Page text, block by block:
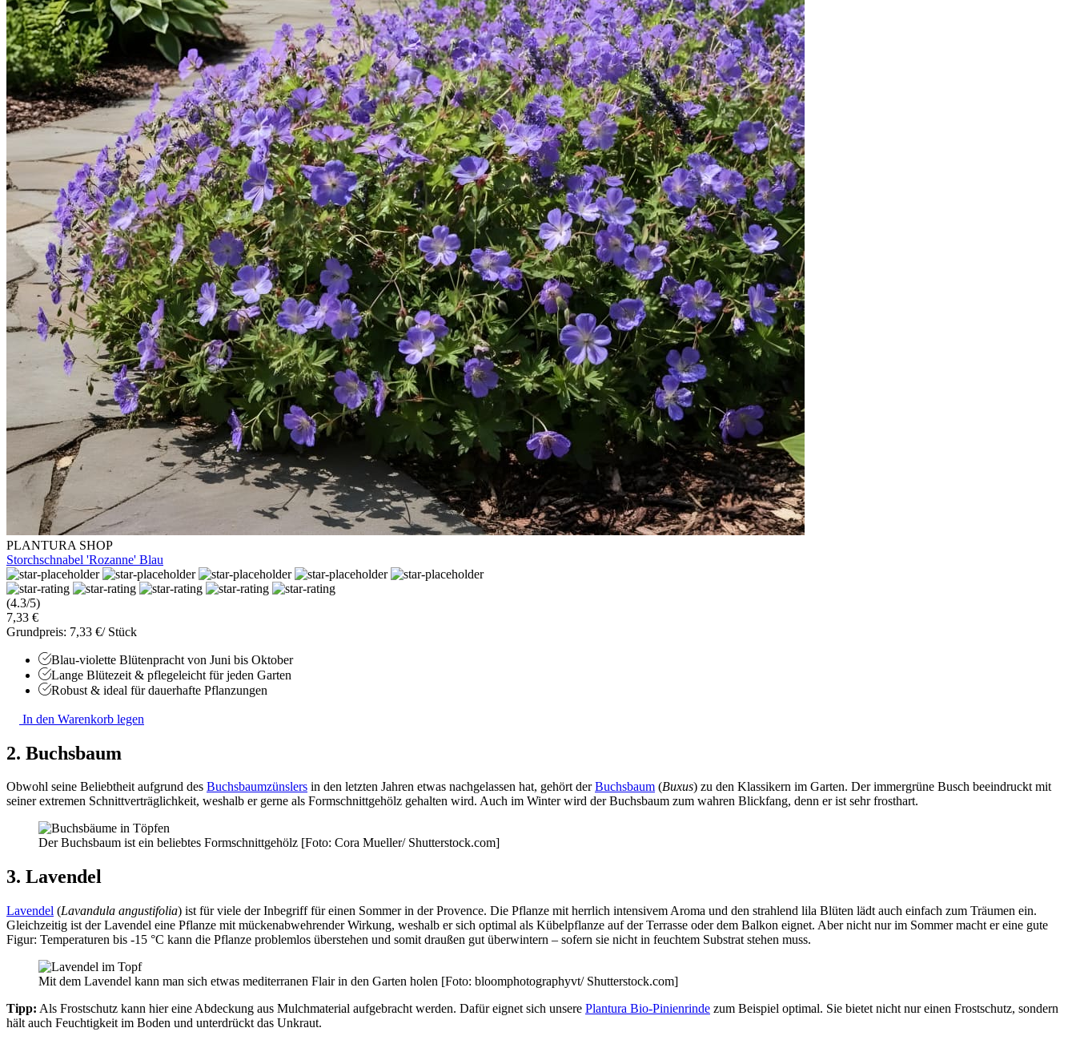
PLANTURA SHOP
Storchschnabel 'Rozanne' Blau
(4.3/5)
7,33 €
Grundpreis: 7,33 €/ Stück
Blau-violette Blütenpracht von Juni bis Oktober
Lange Blütezeit & pflegeleicht für jeden Garten
Robust & ideal für dauerhafte Pflanzungen
In den Warenkorb legen
2. Buchsbaum
Obwohl seine Beliebtheit aufgrund des Buchsbaumzünslers in den letzten Jahren etwas nachgelassen hat, gehört derBuchsbaum (Buxus) zu den Klassikern im Garten. Der immergrüne Busch beeindruckt mit
seiner extremen Schnittverträglichkeit, weshalb er gerne als Formschnittgehölz gehalten wird. Auch im Winter wird der Buchsbaum zum wahren Blickfang, denn er ist sehr frosthart.
Der Buchsbaum ist ein beliebtes Formschnittgehölz [Foto: Cora Mueller/ Shutterstock.com]
3. Lavendel
Lavendel (Lavandula angustifolia) ist für viele der Inbegriff für einen Sommer in der Provence. Die Pflanze mit herrlich intensivem Aroma und den strahlend lila Blüten lädt auch einfach zum Träumen ein.
Gleichzeitig ist der Lavendel eine Pflanze mit mückenabwehrender Wirkung, weshalb er sich optimal als Kübelpflanze auf der Terrasse oder dem Balkon eignet. Aber nicht nur im Sommer macht er eine gute
Figur: Temperaturen bis -15 °C kann die Pflanze problemlos überstehen und somit draußen gut überwintern – sofern sie nicht in feuchtem Substrat stehen muss.
Mit dem Lavendel kann man sich etwas mediterranen Flair in den Garten holen [Foto: bloomphotographyvt/ Shutterstock.com]
Tipp: Als Frostschutz kann hier eine Abdeckung aus Mulchmaterial aufgebracht werden. Dafür eignet sich unsere Plantura Bio-Pinienrinde zum Beispiel optimal. Sie bietet nicht nur einen Frostschutz, sondern
hält auch Feuchtigkeit im Boden und unterdrückt das Unkraut.